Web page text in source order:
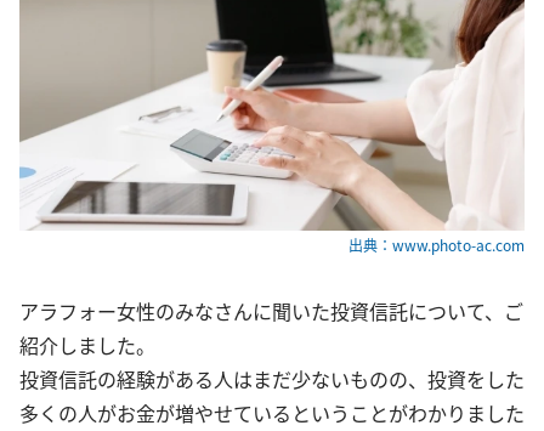
出典：www.photo-ac.com
アラフォー女性のみなさんに聞いた投資信託について、ご
紹介しました。
投資信託の経験がある人はまだ少ないものの、投資をした
多くの人がお金が増やせているということがわかりました